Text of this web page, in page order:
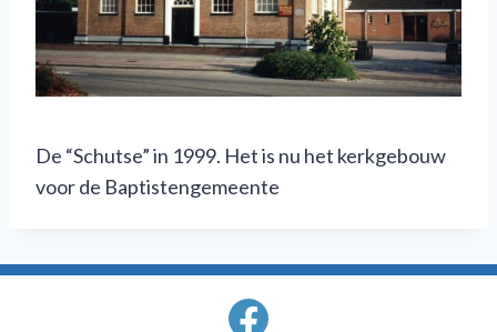
De “Schutse” in 1999. Het is nu het kerkgebouw
voor de Baptistengemeente